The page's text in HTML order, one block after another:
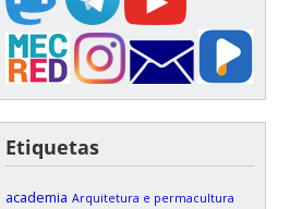
Etiquetas
academia Arquitetura e permacultura